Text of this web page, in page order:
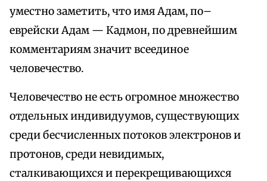
уместно заметить, что имя Адам, по–
еврейски Адам — Кадмон, по древнейшим
комментариям значит всеединое
человечество.
Человечество не есть огромное множество
отдельных индивидуумов, существующих
среди бесчисленных потоков электронов и
протонов, среди невидимых,
сталкивающихся и перекрещивающихся